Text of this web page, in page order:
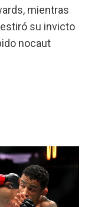
mientras
su invicto
nocaut